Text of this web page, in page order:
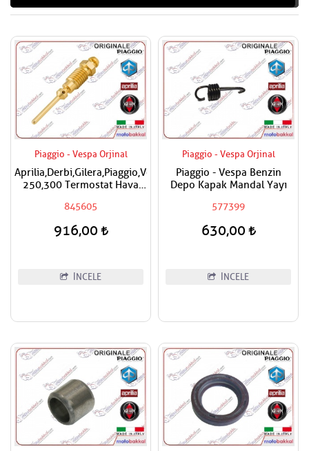
Piaggio - Vespa Orjinal
Aprilia,Derbi,Gilera,Piaggio,Vespa
250,300 Termostat Hava
845605
916,00
İNCELE
Piaggio - Vespa Orjinal
Piaggio - Vespa Benzin
Depo Kapak Mandal Yayı
577399
630,00
İNCELE